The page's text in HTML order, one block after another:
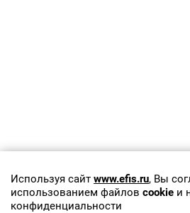
Используя сайт www.efis.ru, Вы
использованием файлов cookie и
конфиденциальности